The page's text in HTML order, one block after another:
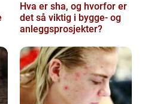
Hva er sha, og hvorfor er
det så viktig i bygge- og
anleggsprosjekter?